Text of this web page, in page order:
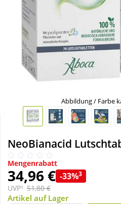
Sale
Schnäppchen
Sparsets
Täglich gut versorgt
Körperpflege & Kosmetik
Liebe & Erotik
Mutter & Kind
Nahrungsergänzung
Sanitätshaus
Sport & Fitness
Abbildung / Farbe
NeoBianacid
Mengenrabatt
34,96 € -33%3
UVP¹ 51,80 €
Artikel auf Lager